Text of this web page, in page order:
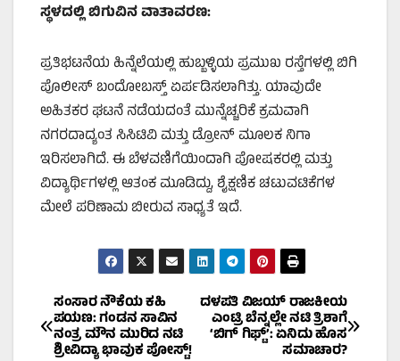
ಸ್ಥಳದಲ್ಲಿ ಬಿಗುವಿನ ವಾತಾವರಣ:
ಪ್ರತಿಭಟನೆಯ ಹಿನ್ನೆಲೆಯಲ್ಲಿ ಹುಬ್ಬಳ್ಳಿಯ ಪ್ರಮುಖ ರಸ್ತೆಗಳಲ್ಲಿ ಬಿಗಿ
ಪೊಲೀಸ್ ಬಂದೋಬಸ್ತ್ ಏರ್ಪಡಿಸಲಾಗಿತ್ತು. ಯಾವುದೇ
ಅಹಿತಕರ ಘಟನೆ ನಡೆಯದಂತೆ ಮುನ್ನೆಚ್ಚರಿಕೆ ಕ್ರಮವಾಗಿ
ನಗರದಾದ್ಯಂತ ಸಿಸಿಟಿವಿ ಮತ್ತು ಡ್ರೋನ್ ಮೂಲಕ ನಿಗಾ
ಇರಿಸಲಾಗಿದೆ. ಈ ಬೆಳವಣಿಗೆಯಿಂದಾಗಿ ಪೋಷಕರಲ್ಲಿ ಮತ್ತು
ವಿದ್ಯಾರ್ಥಿಗಳಲ್ಲಿ ಆತಂಕ ಮೂಡಿದ್ದು, ಶೈಕ್ಷಣಿಕ ಚಟುವಟಿಕೆಗಳ
ಮೇಲೆ ಪರಿಣಾಮ ಬೀರುವ ಸಾಧ್ಯತೆ ಇದೆ.
Post
navigation
ದಳಪತಿ ವಿಜಯ್ ರಾಜಕೀಯ
ಎಂಟ್ರಿ ಬೆನ್ನಲ್ಲೇ ನಟಿ ತ್ರಿಶಾಗೆ
‘ಬಿಗ್ ಗಿಫ್ಟ್’: ಏನಿದು ಹೊಸ
ಸಮಾಚಾರ?
ಸಂಸಾರ ನೌಕೆಯ ಕಹಿ
ಪಯಣ: ಗಂಡನ ಸಾವಿನ
ನಂತ್ರ ಮೌನ ಮುರಿದ ನಟಿ
ಶ್ರೀವಿದ್ಯಾ ಭಾವುಕ ಪೋಸ್ಟ್!